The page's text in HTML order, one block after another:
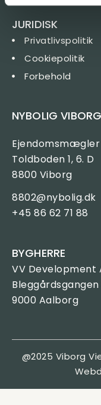
JURIDISK
Privatlivspolitik
Cookiepolitik
Forbehold
NYBOLIG VIBORG
Ejendomsmægler
Toldboden 1, 6. D
8800 Viborg
8802@nybolig.dk
+45 86 62 71 88
BYGHERRE
VV Development
Bleggårdsgangen
9000 Aalborg
@2025 Viborg